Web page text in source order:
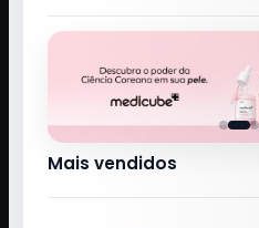
Mais vendidos